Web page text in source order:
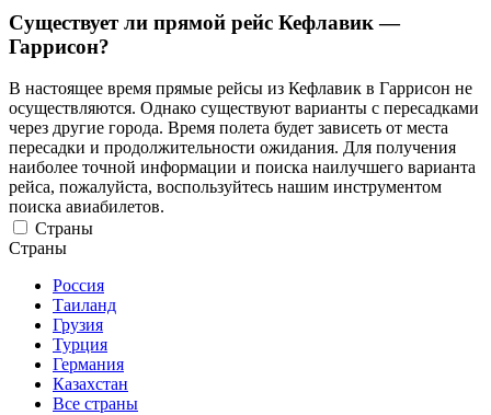
Существует ли прямой рейс Кефлавик —
Гаррисон?
В настоящее время прямые рейсы из Кефлавик в Гаррисон не
осуществляются. Однако существуют варианты с пересадками
через другие города. Время полета будет зависеть от места
пересадки и продолжительности ожидания. Для получения
наиболее точной информации и поиска наилучшего варианта
рейса, пожалуйста, воспользуйтесь нашим инструментом
поиска авиабилетов.
Страны
Страны
Россия
Таиланд
Грузия
Турция
Германия
Казахстан
Все страны